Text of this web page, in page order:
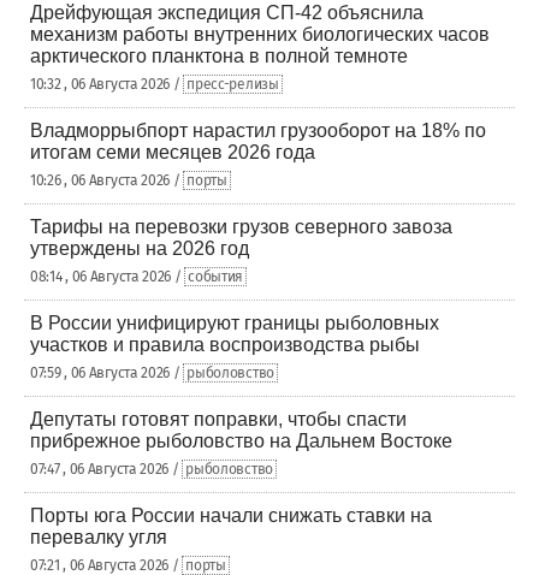
Дрейфующая экспедиция СП-42 объяснила
механизм работы внутренних биологических часов
арктического планктона в полной темноте
10:32 , 06 Августа 2026 / пресс-релизы
Владморрыбпорт нарастил грузооборот на 18% по
итогам семи месяцев 2026 года
10:26 , 06 Августа 2026 / порты
Тарифы на перевозки грузов северного завоза
утверждены на 2026 год
08:14 , 06 Августа 2026 / события
В России унифицируют границы рыболовных
участков и правила воспроизводства рыбы
07:59 , 06 Августа 2026 / рыболовство
Депутаты готовят поправки, чтобы спасти
прибрежное рыболовство на Дальнем Востоке
07:47 , 06 Августа 2026 / рыболовство
Порты юга России начали снижать ставки на
перевалку угля
07:21 , 06 Августа 2026 / порты